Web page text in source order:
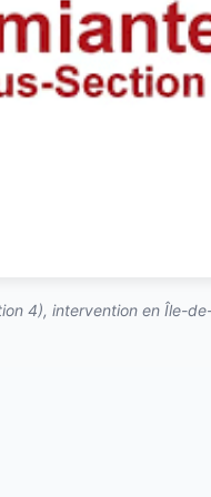
4), intervention en Île-